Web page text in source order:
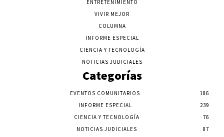
ENTRETENIMIENTO
VIVIR MEJOR
COLUMNA
INFORME ESPECIAL
CIENCIA Y TECNOLOGÍA
NOTICIAS JUDICIALES
Categorías
EVENTOS COMUNITARIOS
186
INFORME ESPECIAL
239
CIENCIA Y TECNOLOGÍA
76
NOTICIAS JUDICIALES
87